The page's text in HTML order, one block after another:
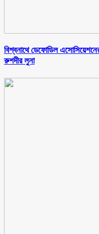
বিশ্বনাথে ডেফোডিল
রুশদীর লুনা